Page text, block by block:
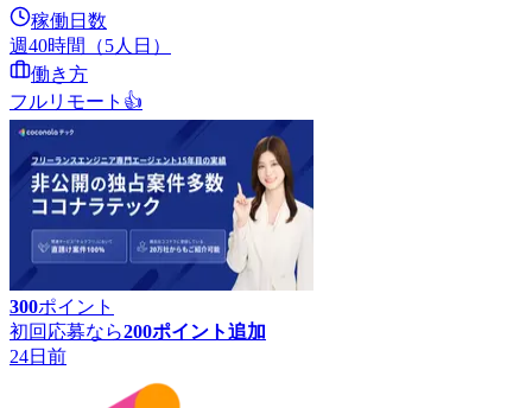
稼働日数
週40時間（5人日）
働き方
フルリモート 👍
300ポイント
初回応募なら200ポイント追加
24日前